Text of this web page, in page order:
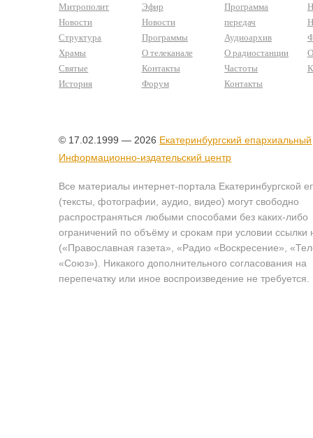
Митрополит
Новости
Структура
Храмы
Святые
История
Эфир
Новости
Программы
О телеканале
Контакты
Форум
Программа
передач
Аудиоархив
О радиостанции
Частоты
Контакты
© 17.02.1999 — 2026 Екатеринбургский епархиальный
Информационно-издательский центр
Все материалы интернет-портала Екатеринбургской
(тексты, фотографии, аудио, видео) могут свободно
распространяться любыми способами без каких-либо
ограничений по объёму и срокам при условии ссылки
(«Православная газета», «Радио «Воскресение»,
«Союз»). Никакого дополнительного согласования на
перепечатку или иное воспроизведение не требуется.